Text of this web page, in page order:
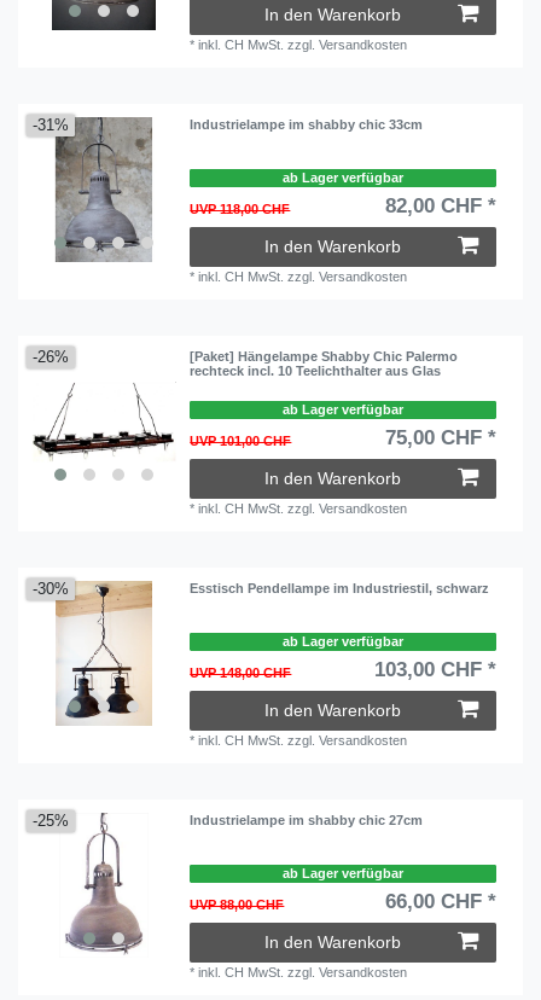
In den Warenkorb
*inkl. CH MwSt. zzgl.Versandkosten
-31% Industrielampe im shabby chic 33cm
ab Lager verfügbar
UVP 118,00 CHF 82,00 CHF *
In den Warenkorb
*inkl. CH MwSt. zzgl.Versandkosten
-26%
[Paket] Hängelampe Shabby Chic Palermo
rechteck incl. 10 Teelichthalter aus Glas
ab Lager verfügbar
UVP 101,00 CHF 75,00 CHF *
In den Warenkorb
*inkl. CH MwSt. zzgl.Versandkosten
-30% Esstisch Pendellampe im Industriestil, schwarz
ab Lager verfügbar
UVP 148,00 CHF 103,00 CHF *
In den Warenkorb
*inkl. CH MwSt. zzgl.Versandkosten
-25% Industrielampe im shabby chic 27cm
ab Lager verfügbar
UVP 88,00 CHF 66,00 CHF *
In den Warenkorb
*inkl. CH MwSt. zzgl.Versandkosten